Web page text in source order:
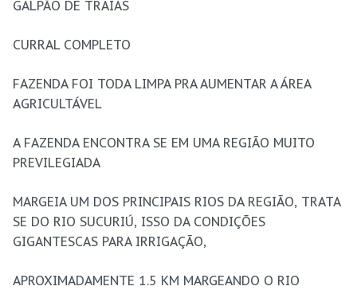
GALPÃO DE TRAIAS
CURRAL COMPLETO
FAZENDA FOI TODA LIMPA PRA AUMENTAR A ÁREA
AGRICULTÁVEL
A FAZENDA ENCONTRA SE EM UMA REGIÃO MUITO
PREVILEGIADA
MARGEIA UM DOS PRINCIPAIS RIOS DA REGIÃO, TRATA
SE DO RIO SUCURIÚ, ISSO DA CONDIÇÕES
GIGANTESCAS PARA IRRIGAÇÃO,
APROXIMADAMENTE 1.5 KM MARGEANDO O RIO